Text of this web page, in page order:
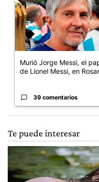
Murió Jorge Messi, el
de Lionel Messi, en
39 comentarios